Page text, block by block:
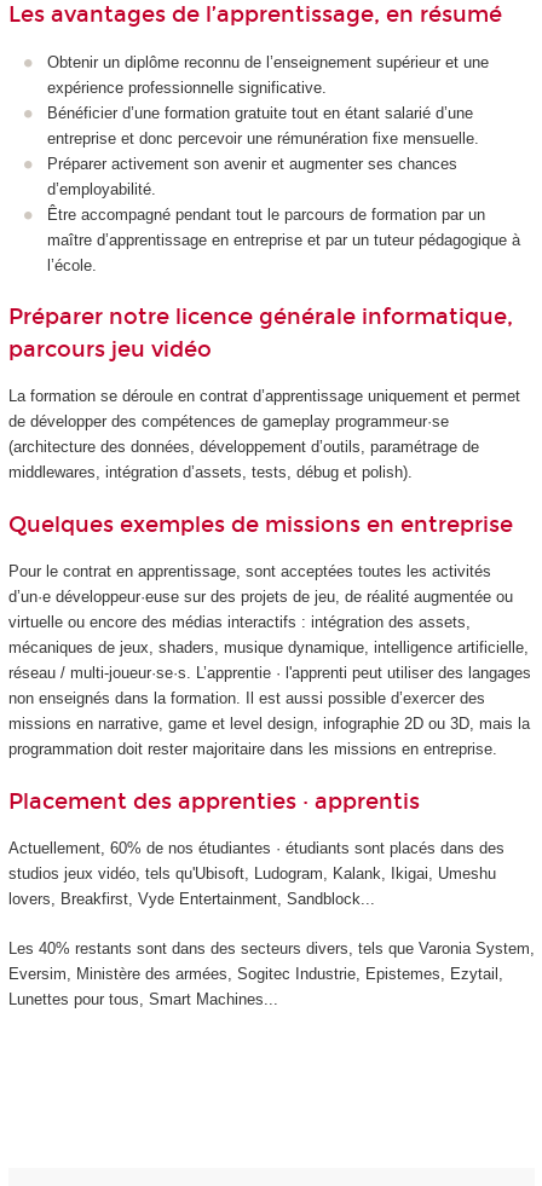
Les avantages de l’apprentissage, en résumé
Obtenir un diplôme reconnu de l’enseignement supérieur et une
expérience professionnelle significative.
Bénéficier d’une formation gratuite tout en étant salarié d’une
entreprise et donc percevoir une rémunération fixe mensuelle.
Préparer activement son avenir et augmenter ses chances
d’employabilité.
Être accompagné pendant tout le parcours de formation par un
maître d’apprentissage en entreprise et par un tuteur pédagogique à
l’école.
Préparer notre licence générale informatique,
parcours jeu vidéo
La formation se déroule en contrat d’apprentissage uniquement et permet
de développer des compétences de gameplay programmeur·se
(architecture des données, développement d’outils, paramétrage de
middlewares, intégration d’assets, tests, débug et polish).
Quelques exemples de missions en entreprise
Pour le contrat en apprentissage, sont acceptées toutes les activités
d’un·e développeur·euse sur des projets de jeu, de réalité augmentée ou
virtuelle ou encore des médias interactifs : intégration des assets,
mécaniques de jeux, shaders, musique dynamique, intelligence artificielle,
réseau / multi-joueur·se·s. L’apprentie · l'apprenti peut utiliser des langages
non enseignés dans la formation. Il est aussi possible d’exercer des
missions en narrative, game et level design, infographie 2D ou 3D, mais la
programmation doit rester majoritaire dans les missions en entreprise.
Placement des apprenties · apprentis
Actuellement, 60% de nos étudiantes · étudiants sont placés dans des
studios jeux vidéo, tels qu'Ubisoft, Ludogram, Kalank, Ikigai, Umeshu
lovers, Breakfirst, Vyde Entertainment, Sandblock...
Les 40% restants sont dans des secteurs divers, tels que Varonia System,
Eversim, Ministère des armées, Sogitec Industrie, Epistemes, Ezytail,
Lunettes pour tous, Smart Machines...